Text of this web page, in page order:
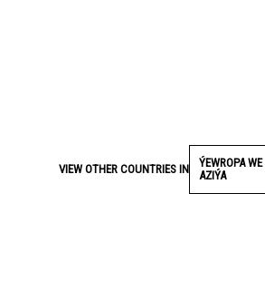
VIEW OTHER COUNTRIES IN
ÝEWROPA
AZIÝA